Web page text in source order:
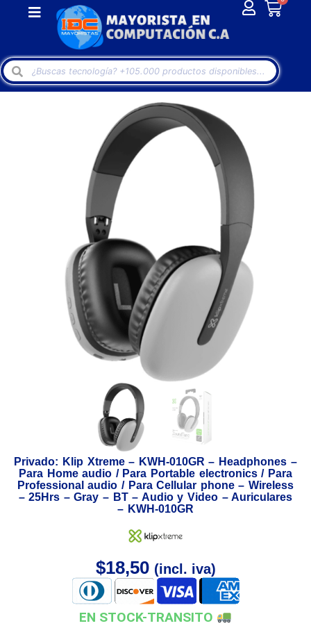
Privado: Klip Xtreme – KWH-010GR – Headphones –
Para Home audio / Para Portable electronics / Para
Professional audio / Para Cellular phone – Wireless
– 25Hrs – Gray – BT – Audio y Video – Auriculares
– KWH-010GR
$18,50 (incl. iva)
EN STOCK-TRANSITO